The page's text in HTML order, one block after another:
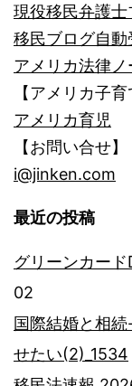
現役移民弁護士
移民ブログ自動
アメリカ法律ノ
【アメリカ子育
アメリカ育児
【お問い合せ】
i@jinken.com
最近の投稿
グリーンカード
02
国際結婚と相
せたい(2)_1534